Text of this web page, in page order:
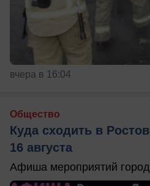
вчера в 16:04
Общество
Куда сходить в
16 августа
Афиша мероприятий